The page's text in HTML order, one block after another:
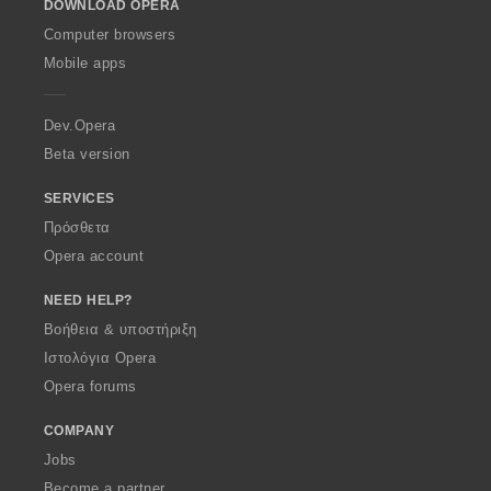
w
O
p
a
DOWNLOAD OPERA
Computer browsers
Mobile apps
Dev.Opera
Beta version
SERVICES
Πρόσθετα
Opera account
NEED HELP?
Βοήθεια & υποστήριξη
Ιστολόγια Opera
Opera forums
COMPANY
Jobs